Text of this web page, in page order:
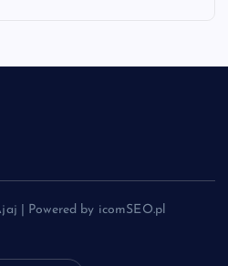
| Powered by icomSEO.pl